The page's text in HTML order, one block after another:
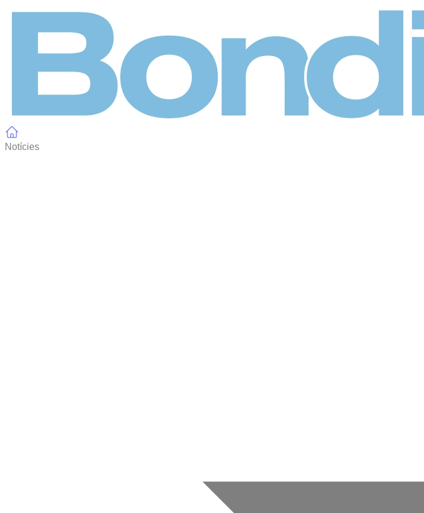
Notícies